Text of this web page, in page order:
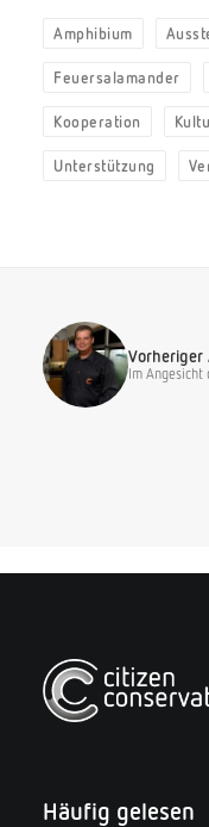
Amphibium
Feuersalamander
Kooperation
Unterstützung
Vorheriger
Im Angesicht
Häufig gelesen